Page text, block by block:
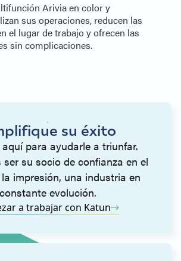
Arivia en color y
sus operaciones, reducen las
el lugar de trabajo y ofrecen las
sin complicaciones.
su éxito
para ayudarle a triunfar.
ser su socio de confianza en el
impresión, una industria en
constante evolución.
a trabajar con Katun